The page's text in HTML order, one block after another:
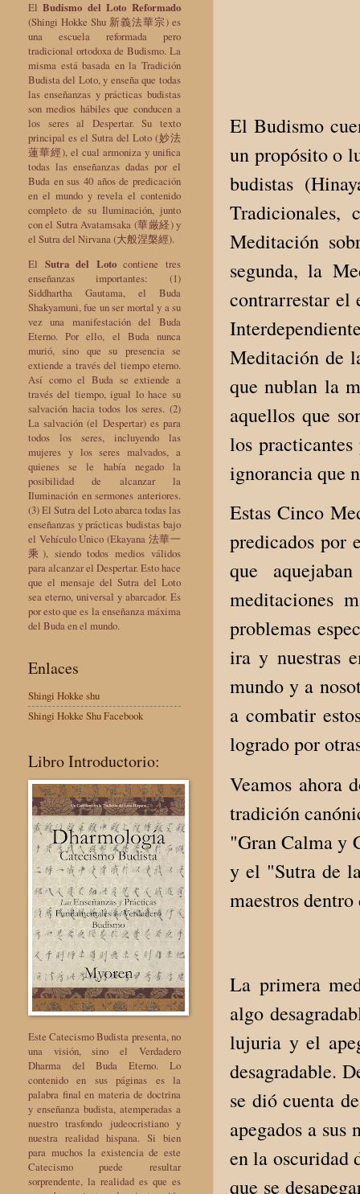
El Budismo
un propósito o
budistas
Tradicionales,
Meditación
segunda, la
contrarrestar
Meditación de
que nublan la
aquellos que
los
ignorancia que
Estas Cinco
predicados por
que
meditaciones
problemas
ira y nuestras
mundo y a
a combatir
logrado por
Veamos ahora
tradición
"Gran Calma y
y el "Sutra de
maestros
La primera
algo
lujuria y el
desagradable.
se dió cuenta
apegados a
en la oscuridad
que se
ElBudismo del Loto Reformado
(Shingi Hokke Shu 新義法華宗) es
una escuela reformada pero
tradicional ortodoxa de Budismo. La
misma está basada en la Tradición
Budista del Loto, y enseña que todas
las enseñanzas y prácticas budistas
son medios hábiles que conducen a
los seres al Despertar. Su texto
principal es el Sutra del Loto (妙法
蓮華經), el cual armoniza y unifica
todas las enseñanzas dadas por el
Buda en sus 40 años de predicación
en el mundo y revela el contenido
completo de su Iluminación, junto
con el Sutra Avatamsaka (華厳経) y
el Sutra del Nirvana (大般涅槃經).
El Sutra del Lotocontiene tres
enseñanzas importantes: (1)
Siddhartha Gautama, el Buda
Shakyamuni, fue un ser mortal y a su
vez una manifestación del Buda
Eterno. Por ello, el Buda nunca
murió, sino que su presencia se
extiende a través del tiempo eterno.
Así como el Buda se extiende a
través del tiempo, igual lo hace su
salvación hacia todos los seres. (2)
La salvación (el Despertar) es para
todos los seres, incluyendo las
mujeres y los seres malvados, a
quienes se le había negado la
posibilidad de alcanzar la
Iluminación en sermones anteriores.
(3) El Sutra del Loto abarca todas las
enseñanzas y prácticas budistas bajo
el Vehículo Único (Ekayana 法華一
乘), siendo todos medios válidos
para alcanzar el Despertar. Esto hace
que el mensaje del Sutra del Loto
sea eterno, universal y abarcador. Es
por esto que es la enseñanza máxima
del Buda en el mundo.
Enlaces
Shingi Hokke shu
Shingi Hokke Shu Facebook
Libro Introductorio:
Este Catecismo Budista presenta, no
una visión, sino el Verdadero
Dharma del Buda Eterno. Lo
contenido en sus páginas es la
palabra final en materia de doctrina
y enseñanza budista, atemperadas a
nuestro trasfondo judeocristiano y
nuestra realidad hispana. Si bien
para muchos la existencia de este
Catecismo puede resultar
sorprendente, la realidad es que es